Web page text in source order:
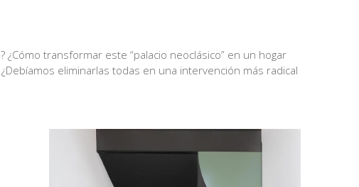
transformar este “palacio neoclásico” en un hogar
eliminarlas todas en una intervención más radical